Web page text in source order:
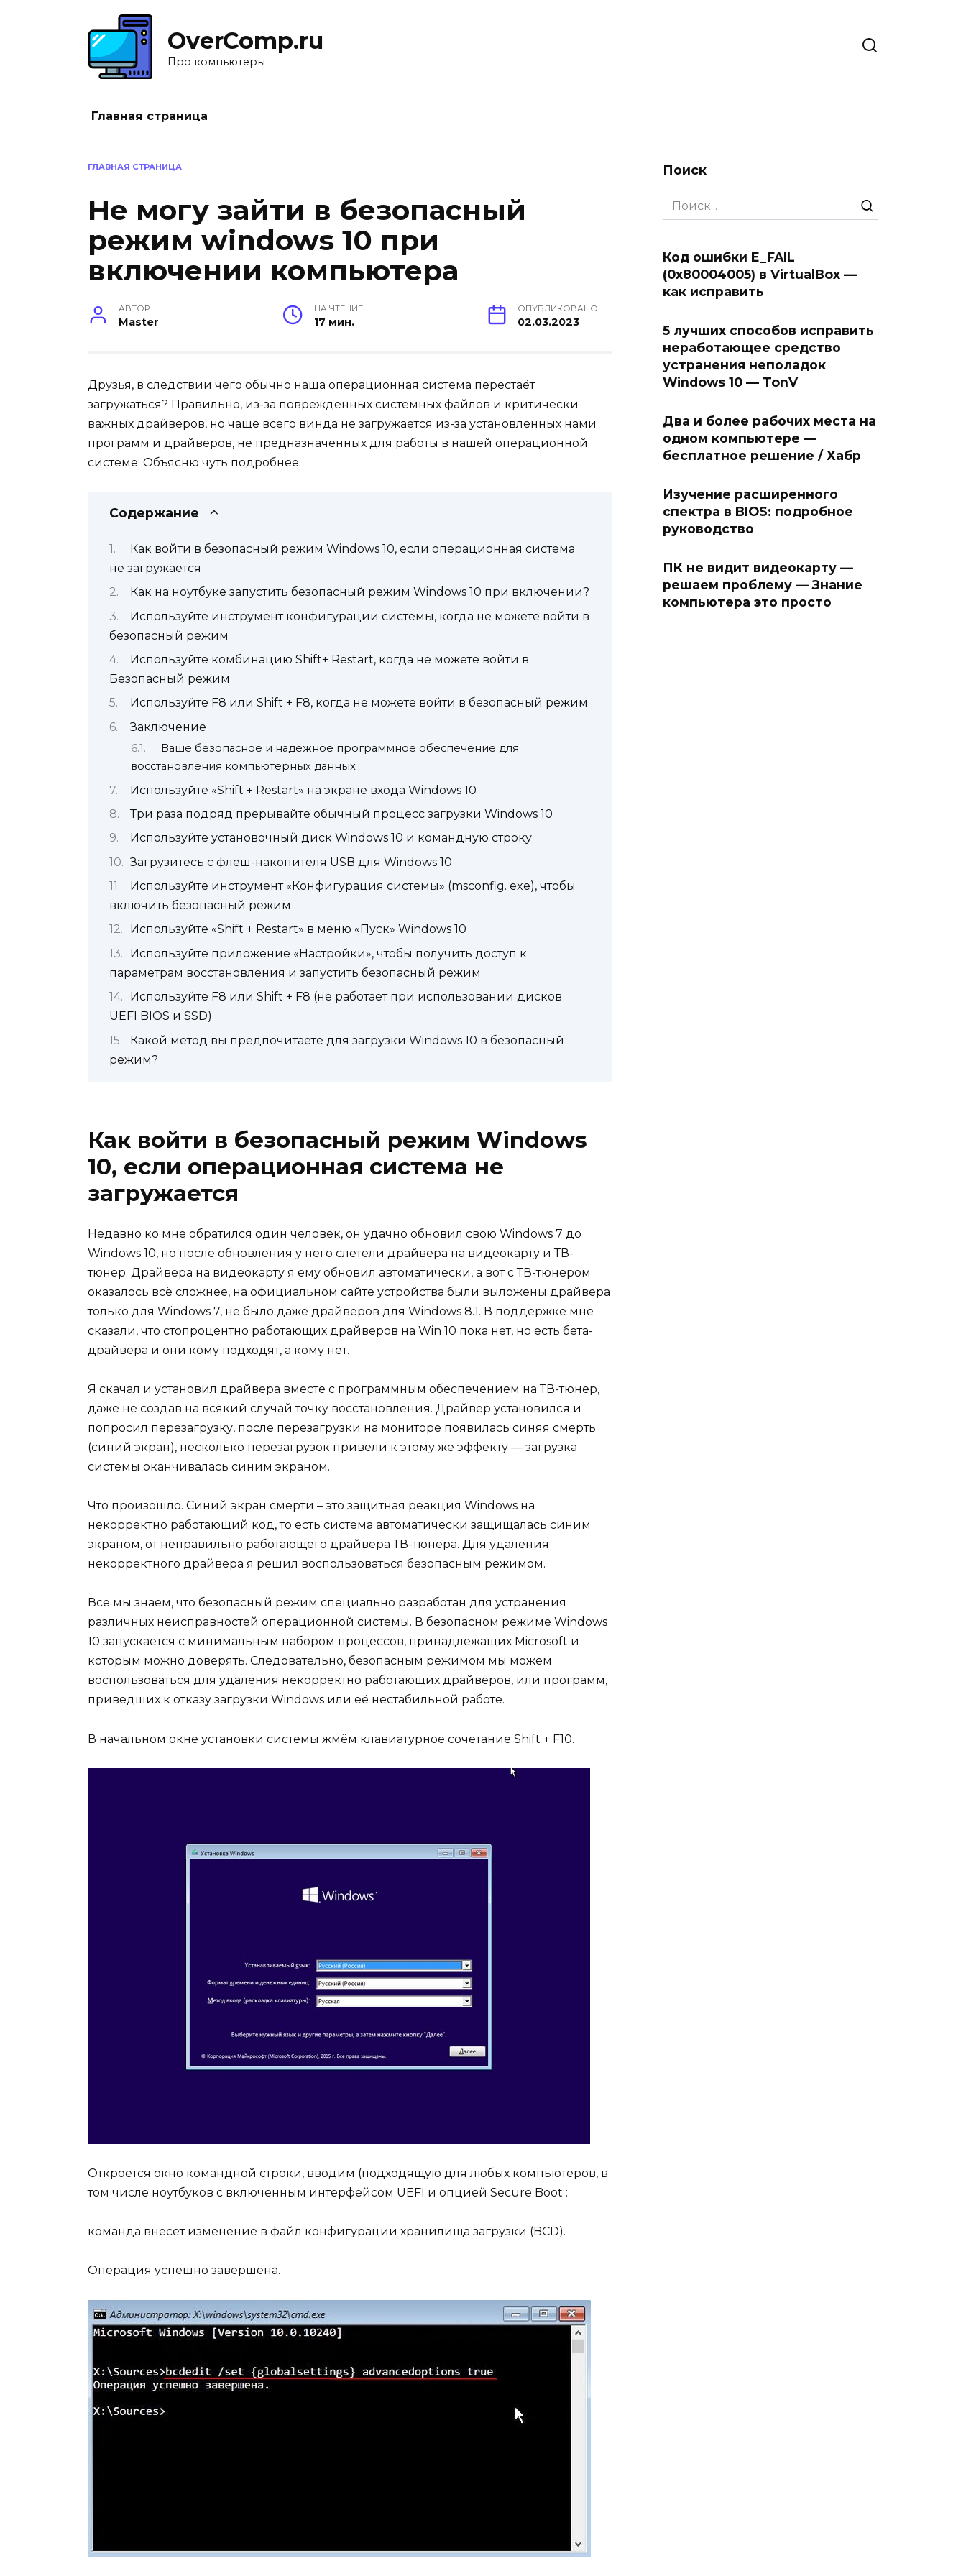
OverComp.ru
Про компьютеры
Главная страница
ГЛАВНАЯ СТРАНИЦА
Не могу зайти в безопасный
режим windows 10 при
включении компьютера
АВТОР
Master
НА ЧТЕНИЕ
17 мин.
ОПУБЛИКОВАНО
02.03.2023
Друзья, в следствии чего обычно наша операционная система перестаёт
загружаться? Правильно, из-за повреждённых системных файлов и критически
важных драйверов, но чаще всего винда не загружается из-за установленных нами
программ и драйверов, не предназначенных для работы в нашей операционной
системе. Объясню чуть подробнее.
Содержание
Как войти в безопасный режим Windows 10, если операционная система
не загружается
Как на ноутбуке запустить безопасный режим Windows 10 при включении?
Используйте инструмент конфигурации системы, когда не можете войти в
безопасный режим
Используйте комбинацию Shift+ Restart, когда не можете войти в
Безопасный режим
Используйте F8 или Shift + F8, когда не можете войти в безопасный режим
Заключение
Ваше безопасное и надежное программное обеспечение для
восстановления компьютерных данных
Используйте «Shift + Restart» на экране входа Windows 10
Три раза подряд прерывайте обычный процесс загрузки Windows 10
Используйте установочный диск Windows 10 и командную строку
Загрузитесь с флеш-накопителя USB для Windows 10
Используйте инструмент «Конфигурация системы» (msconfig. exe), чтобы
включить безопасный режим
Используйте «Shift + Restart» в меню «Пуск» Windows 10
Используйте приложение «Настройки», чтобы получить доступ к
параметрам восстановления и запустить безопасный режим
Используйте F8 или Shift + F8 (не работает при использовании дисков
UEFI BIOS и SSD)
Какой метод вы предпочитаете для загрузки Windows 10 в безопасный
режим?
Как войти в безопасный режим Windows
10, если операционная система не
загружается
Недавно ко мне обратился один человек, он удачно обновил свою Windows 7 до
Windows 10, но после обновления у него слетели драйвера на видеокарту и ТВ-
тюнер. Драйвера на видеокарту я ему обновил автоматически, а вот с ТВ-тюнером
оказалось всё сложнее, на официальном сайте устройства были выложены драйвера
только для Windows 7, не было даже драйверов для Windows 8.1. В поддержке мне
сказали, что стопроцентно работающих драйверов на Win 10 пока нет, но есть бета-
драйвера и они кому подходят, а кому нет.
Я скачал и установил драйвера вместе с программным обеспечением на ТВ-тюнер,
даже не создав на всякий случай точку восстановления. Драйвер установился и
попросил перезагрузку, после перезагрузки на мониторе появилась синяя смерть
(синий экран), несколько перезагрузок привели к этому же эффекту — загрузка
системы оканчивалась синим экраном.
Что произошло. Синий экран смерти – это защитная реакция Windows на
некорректно работающий код, то есть система автоматически защищалась синим
экраном, от неправильно работающего драйвера ТВ-тюнера. Для удаления
некорректного драйвера я решил воспользоваться безопасным режимом.
Все мы знаем, что безопасный режим специально разработан для устранения
различных неисправностей операционной системы. В безопасном режиме Windows
10 запускается с минимальным набором процессов, принадлежащих Microsoft и
которым можно доверять. Следовательно, безопасным режимом мы можем
воспользоваться для удаления некорректно работающих драйверов, или программ,
приведших к отказу загрузки Windows или её нестабильной работе.
В начальном окне установки системы жмём клавиатурное сочетание Shift + F10.
Откроется окно командной строки, вводим (подходящую для любых компьютеров, в
том числе ноутбуков с включенным интерфейсом UEFI и опцией Secure Boot :
команда внесёт изменение в файл конфигурации хранилища загрузки (BCD).
Операция успешно завершена.
Поиск
Search
for:
Код ошибки E_FAIL
(0x80004005) в VirtualBox —
как исправить
5 лучших способов исправить
неработающее средство
устранения неполадок
Windows 10 — TonV
Два и более рабочих места на
одном компьютере —
бесплатное решение / Хабр
Изучение расширенного
спектра в BIOS: подробное
руководство
ПК не видит видеокарту —
решаем проблему — Знание
компьютера это просто